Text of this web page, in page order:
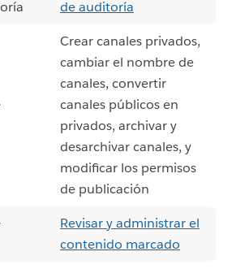
de auditoría
Crear canales privados,
cambiar el nombre de
canales, convertir
canales públicos en
privados, archivar y
desarchivar canales, y
modificar los permisos
de publicación
Revisar y administrar el
contenido marcado